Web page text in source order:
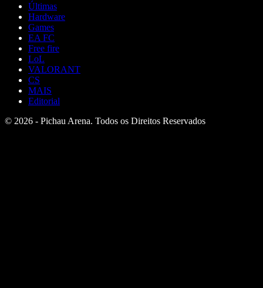
Últimas
Hardware
Games
EA FC
Free fire
LoL
VALORANT
CS
MAIS
Editorial
© 2026 - Pichau Arena. Todos os Direitos Reservados